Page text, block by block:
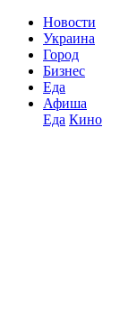
Новости
Украина
Город
Бизнес
Еда
Афиша
Еда Кино